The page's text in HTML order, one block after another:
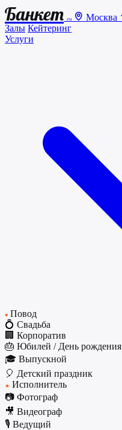
Банкет .ru
Москва
Залы Кейтеринг
Услуги
♥ Повод
💍 Свадьба
🏢 Корпоратив
🎂 Юбилей / День рождения
🎓 Выпускной
🎈 Детский праздник
★ Исполнитель
📷 Фотограф
🎥 Видеограф
🎙️ Ведущий